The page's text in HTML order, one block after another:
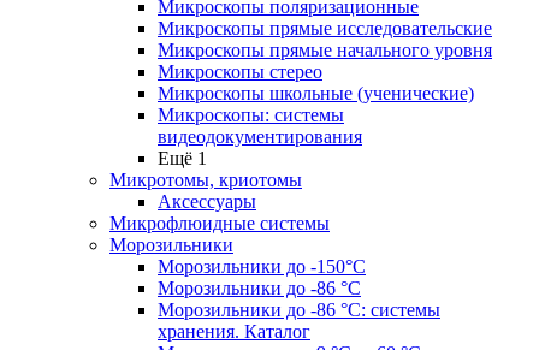
Микроскопы поляризационные
Микроскопы прямые исследовательские
Микроскопы прямые начального уровня
Микроскопы стерео
Микроскопы школьные (ученические)
Микроскопы: системы
видеодокументирования
Ещё 1
Микротомы, криотомы
Аксессуары
Микрофлюидные системы
Морозильники
Морозильники до -150°С
Морозильники до -86 °C
Морозильники до -86 °C: системы
хранения. Каталог